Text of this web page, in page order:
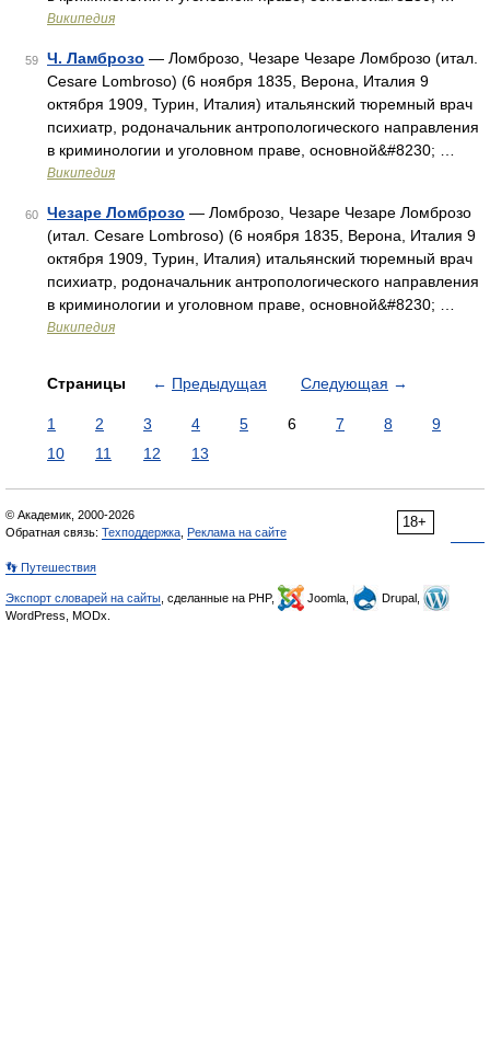
Википедия
59 Ч. Ламброзо — Ломброзо, Чезаре Чезаре Ломброзо (итал.
Cesare Lombroso) (6 ноября 1835, Верона, Италия 9
октября 1909, Турин, Италия) итальянский тюремный врач
психиатр, родоначальник антропологического направления
в криминологии и уголовном праве, основной&#8230; …
Википедия
60 Чезаре Ломброзо — Ломброзо, Чезаре Чезаре Ломброзо
(итал. Cesare Lombroso) (6 ноября 1835, Верона, Италия 9
октября 1909, Турин, Италия) итальянский тюремный врач
психиатр, родоначальник антропологического направления
в криминологии и уголовном праве, основной&#8230; …
Википедия
Страницы ← Предыдущая Следующая →
1 2 3 4 5 6 7 8
9
10
11 12 13
18+
© Академик, 2000-2026
Обратная связь: Техподдержка Реклама на сайте
👣 Путешествия
Экспорт словарей на сайты , сделанные на PHP, Joomla,
Drupal,
WordPress, MODx.